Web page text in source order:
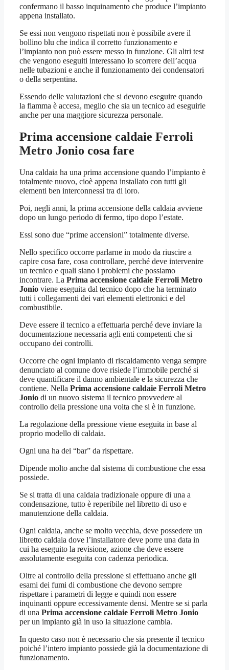
confermano il basso inquinamento che produce l’impianto
appena installato.
Se essi non vengono rispettati non è possibile avere il
bollino blu che indica il corretto funzionamento e
l’impianto non può essere messo in funzione. Gli altri test
che vengono eseguiti interessano lo scorrere dell’acqua
nelle tubazioni e anche il funzionamento dei condensatori
o della serpentina.
Essendo delle valutazioni che si devono eseguire quando
la fiamma è accesa, meglio che sia un tecnico ad eseguirle
anche per una maggiore sicurezza personale.
Prima accensione caldaie Ferroli
Metro Jonio cosa fare
Una caldaia ha una prima accensione quando l’impianto è
totalmente nuovo, cioè appena installato con tutti gli
elementi ben interconnessi tra di loro.
Poi, negli anni, la prima accensione della caldaia avviene
dopo un lungo periodo di fermo, tipo dopo l’estate.
Essi sono due “prime accensioni” totalmente diverse.
Nello specifico occorre parlarne in modo da riuscire a
capire cosa fare, cosa controllare, perché deve intervenire
un tecnico e quali siano i problemi che possiamo
incontrare. La Prima accensione caldaie Ferroli Metro
Jonio viene eseguita dal tecnico dopo che ha terminato
tutti i collegamenti dei vari elementi elettronici e del
combustibile.
Deve essere il tecnico a effettuarla perché deve inviare la
documentazione necessaria agli enti competenti che si
occupano dei controlli.
Occorre che ogni impianto di riscaldamento venga sempre
denunciato al comune dove risiede l’immobile perché si
deve quantificare il danno ambientale e la sicurezza che
contiene. Nella Prima accensione caldaie Ferroli Metro
Jonio di un nuovo sistema il tecnico provvedere al
controllo della pressione una volta che si è in funzione.
La regolazione della pressione viene eseguita in base al
proprio modello di caldaia.
Ogni una ha dei “bar” da rispettare.
Dipende molto anche dal sistema di combustione che essa
possiede.
Se si tratta di una caldaia tradizionale oppure di una a
condensazione, tutto è reperibile nel libretto di uso e
manutenzione della caldaia.
Ogni caldaia, anche se molto vecchia, deve possedere un
libretto caldaia dove l’installatore deve porre una data in
cui ha eseguito la revisione, azione che deve essere
assolutamente eseguita con cadenza periodica.
Oltre al controllo della pressione si effettuano anche gli
esami dei fumi di combustione che devono sempre
rispettare i parametri di legge e quindi non essere
inquinanti oppure eccessivamente densi. Mentre se si parla
di una Prima accensione caldaie Ferroli Metro Jonio
per un impianto già in uso la situazione cambia.
In questo caso non è necessario che sia presente il tecnico
poiché l’intero impianto possiede già la documentazione di
funzionamento.